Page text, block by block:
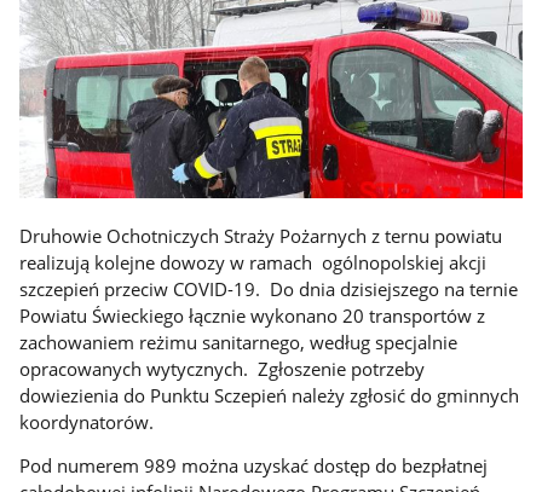
Druhowie Ochotniczych Straży Pożarnych z ternu powiatu
realizują kolejne dowozy w ramach ogólnopolskiej akcji
szczepień przeciw COVID-19. Do dnia dzisiejszego na ternie
Powiatu Świeckiego łącznie wykonano 20 transportów z
zachowaniem reżimu sanitarnego, według specjalnie
opracowanych wytycznych. Zgłoszenie potrzeby
dowiezienia do Punktu Sczepień należy zgłosić do gminnych
koordynatorów.
Pod numerem 989 można uzyskać dostęp do bezpłatnej